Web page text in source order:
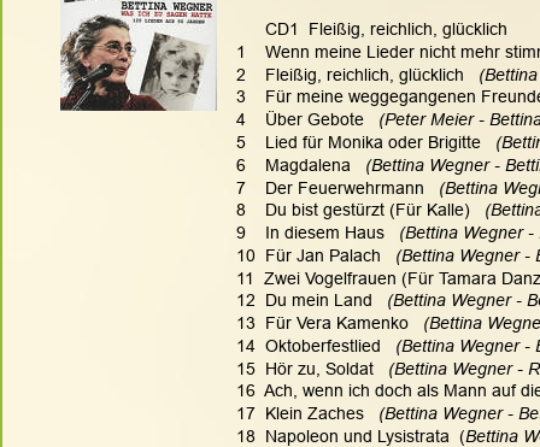
      CD1  Fleißig, reichlich, glücklich
1    Wenn meine Lieder nicht mehr
2    Fleißig, reichlich, glücklich
3    Für meine weggegangenen
4    Über Gebote (Peter Meier -
5    Lied für Monika oder Brigitte
6    Magdalena
(Bettina Wegner -
7    Der Feuerwehrmann (Bettina
8    Du bist gestürzt (Für Kalle)
9    In diesem Haus
(Bettina Wegner
10  Für Jan Palach
(Bettina Wegner -
11  Zwei Vogelfrauen (Für Tamara
12  Du mein Land
(Bettina Wegner -
13  Für Vera Kamenko
(Bettina
14  Oktoberfestlied
(Bettina Wegner -
15  Hör zu, Soldat (Bettina Wegner -
16  Ach, wenn ich doch als Mann auf
17  Klein Zaches
(Bettina Wegner -
18  Napoleon und Lysistrata  (Bettina